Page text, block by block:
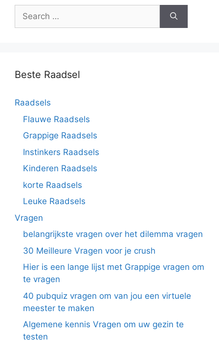
Beste Raadsel
Raadsels
Flauwe Raadsels
Grappige Raadsels
Instinkers Raadsels
Kinderen Raadsels
korte Raadsels
Leuke Raadsels
Vragen
belangrijkste vragen over het dilemma vragen
30 Meilleure Vragen voor je crush
Hier is een lange lijst met Grappige vragen om
te vragen
40 pubquiz vragen om van jou een virtuele
meester te maken
Algemene kennis Vragen om uw gezin te
testen